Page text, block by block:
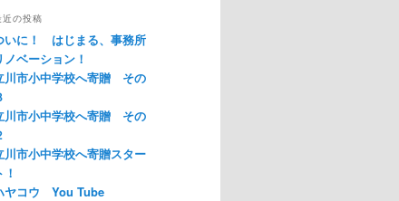
近の投稿
いに！ はじまる、事務所
ノベーション！
川市小中学校へ寄贈 その
川市小中学校へ寄贈 その
川市小中学校へ寄贈スター
！
ヤコウ You Tube